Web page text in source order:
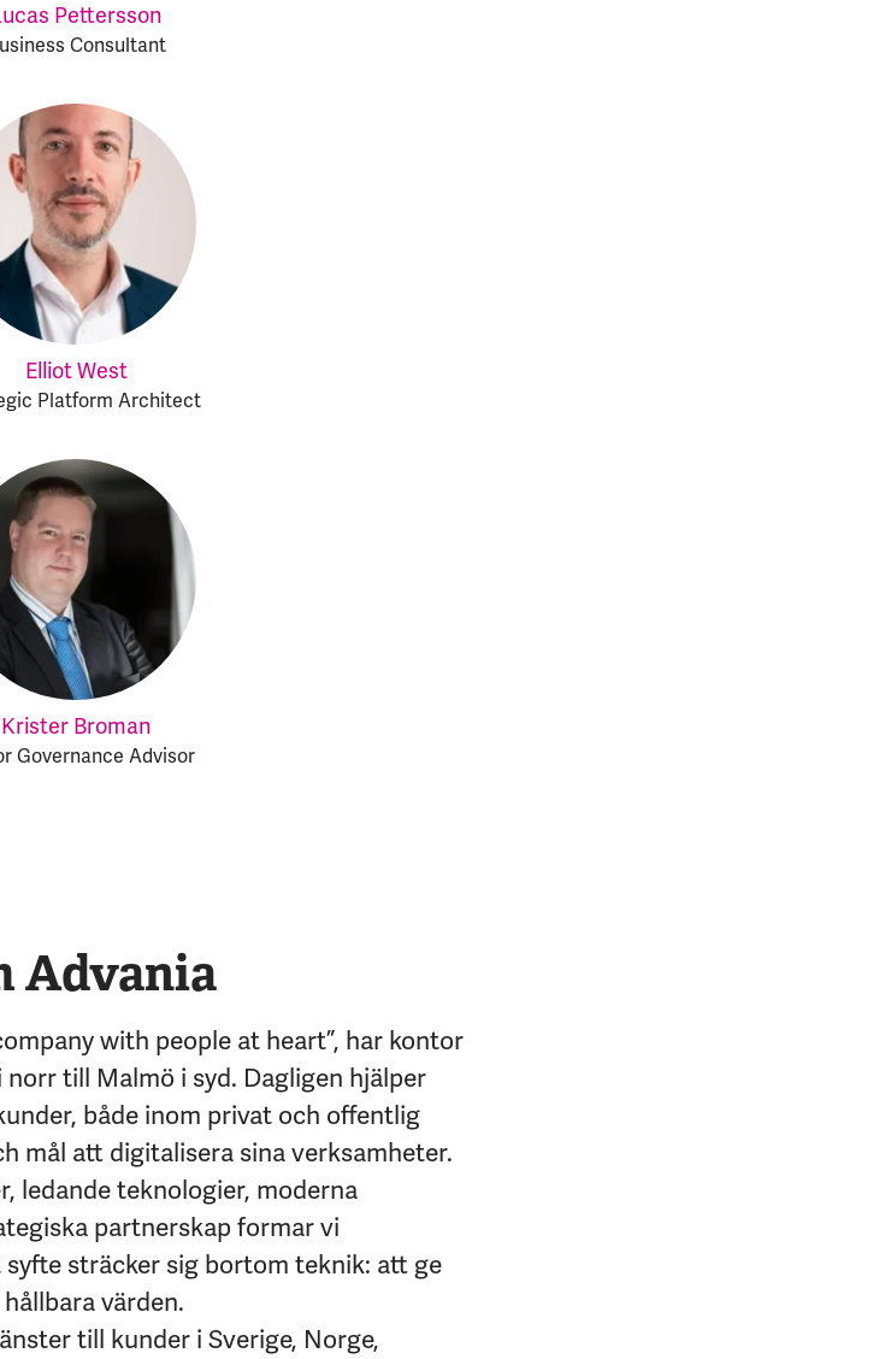
Pettersson
Consultant
Elliot West
Platform Architect
Krister Broman
Governance Advisor
Advania
with people at heart”, har kontor
till Malmö i syd. Dagligen hjälper
både inom privat och offentlig
mål att digitalisera sina verksamheter.
ledande teknologier, moderna
partnerskap formar vi
sträcker sig bortom teknik: att ge
värden.
till kunder i Sverige, Norge,